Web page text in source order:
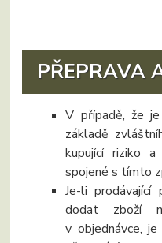
PŘEPRAVA
V případě, že
základě
kupující riziko a
spojené s tímto
Je-li prodávající
dodat zboží
v objednávce,